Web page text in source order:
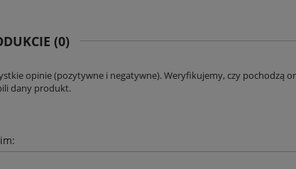
(0)
opinie (pozytywne i negatywne). Weryfikujemy, czy pochodzą
dany produkt.